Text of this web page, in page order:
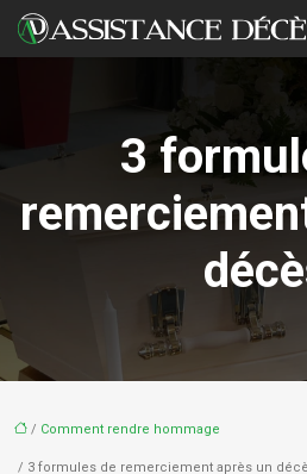
3
/ Comment rendre hommage
/ 3 formules de remerciement après un